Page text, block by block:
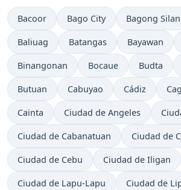
Bacoor Bago City Bagong
Baliuag Batangas Bayawan
Binangonan Bocaue Budta
Butuan Cabuyao Cádiz
Cainta Ciudad de Angeles
Ciudad de Cabanatuan Ciudad de
Ciudad de Cebu Ciudad de Iligan
Ciudad de Lapu-Lapu Ciudad de